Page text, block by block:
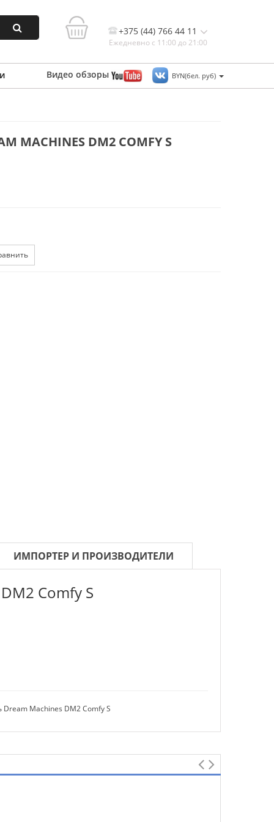
+375 (44) 766 44 11
Ежедневно с 11:00 до 21:00
Видео обзоры BYN(бел. руб)
DM2 COMFY S
ИМПОРТЕР И ПРОИЗВОДИТЕЛИ
Comfy S
Machines DM2 Comfy S